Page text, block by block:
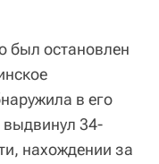
был остановлен
в его
выдвинул 34-
нахождении за